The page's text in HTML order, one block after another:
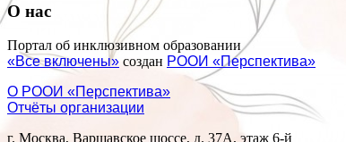
О нас
Портал об инклюзивном образовании
«Все включены» создан РООИ «Перспектива»
О РООИ «Перспектива»
Отчёты организации
г. Москва, Варшавское шоссе, д. 37А, этаж 6-й